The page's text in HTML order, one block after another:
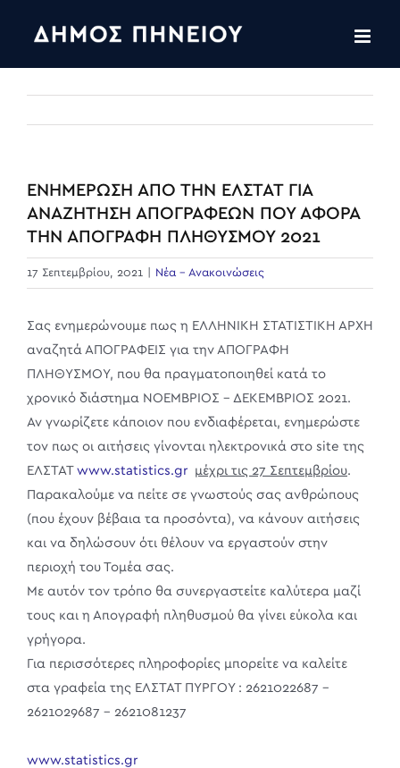
ΕΝΗΜΕΡΩΣΗ ΑΠΟ ΤΗΝ ΕΛΣΤΑΤ ΓΙΑ
ΑΝΑΖΗΤΗΣΗ ΑΠΟΓΡΑΦΕΩΝ ΠΟΥ ΑΦΟΡΑ
ΤΗΝ ΑΠΟΓΡΑΦΗ ΠΛΗΘΥΣΜΟΥ 2021
17 Σεπτεμβρίου, 2021 Νέα - Ανακοινώσεις
Σας ενημερώνουμε πως η ΕΛΛΗΝΙΚΗ ΣΤΑΤΙΣΤΙΚΗ ΑΡΧΗ
αναζητά ΑΠΟΓΡΑΦΕΙΣ για την ΑΠΟΓΡΑΦΗ
ΠΛΗΘΥΣΜΟΥ, που θα πραγματοποιηθεί κατά το
χρονικό διάστημα ΝΟΕΜΒΡΙΟΣ – ΔΕΚΕΜΒΡΙΟΣ 2021.
Αν γνωρίζετε κάποιον που ενδιαφέρεται, ενημερώστε
τον πως οι αιτήσεις γίνονται ηλεκτρονικά στο site της
ΕΛΣΤΑΤ www.statistics.gr μέχρι τις 27 Σεπτεμβρίου.
Παρακαλούμε να πείτε σε γνωστούς σας ανθρώπους
(που έχουν βέβαια τα προσόντα), να κάνουν αιτήσεις
και να δηλώσουν ότι θέλουν να εργαστούν στην
περιοχή του Τομέα σας.
Με αυτόν τον τρόπο θα συνεργαστείτε καλύτερα μαζί
τους και η Απογραφή πληθυσμού θα γίνει εύκολα και
γρήγορα.
Για περισσότερες πληροφορίες μπορείτε να καλείτε
στα γραφεία της ΕΛΣΤΑΤ ΠΥΡΓΟΥ : 2621022687 –
2621029687 – 2621081237
www.statistics.gr